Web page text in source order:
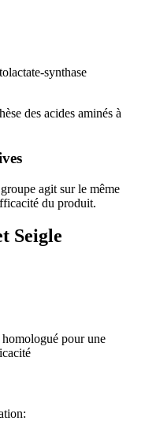
synthase
des acides aminés à
agit sur le même
du produit.
Seigle
pour une